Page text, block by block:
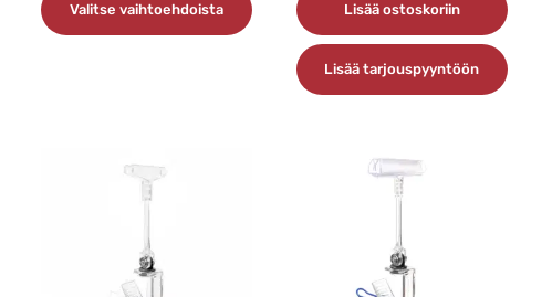
Valitse vaihtoehdoista
muunnelma.
Lisää ostoskoriin
Lisää tarjouspyyntöön